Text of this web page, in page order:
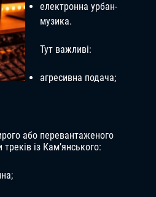
електронна урбан-
музика.
Тут важливі:
агресивна подача;
або перевантаженого
із Кам’янського: